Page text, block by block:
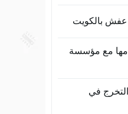
بالكويت
مع مؤسسة
في